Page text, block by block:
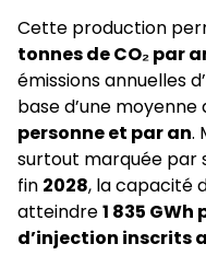
Cette production
tonnes de CO₂ par
émissions annuelles
base d’une moyenne
personne et par an.
surtout marquée par
fin 2028, la capacité
atteindre1 835 GWh
d’injection inscrits